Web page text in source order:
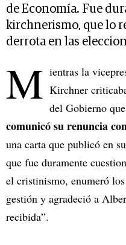
de Economía. Fue
kirchnerismo, que lo
derrota en las
M ientras la
Kirchner
del Gobierno
comunicó su renuncia
una carta que publicó en
que fue duramente
el cristinismo, enumeró
gestión y agradeció a
recibida”.